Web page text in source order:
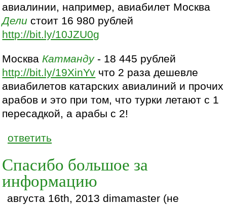
авиалинии, например, авиабилет Москва
Дели стоит 16 980 рублей
http://bit.ly/10JZU0g
МоскваКатманду- 18 445 рублей
http://bit.ly/19XinYv что 2 раза дешевле
авиабилетов катарских авиалиний и прочих
арабов и это при том, что турки летают с 1
пересадкой, а арабы с 2!
ответить
Спасибо большое за
информацию
августа 16th, 2013 dimamaster (не